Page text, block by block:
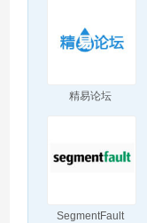
精易论坛
SegmentFault